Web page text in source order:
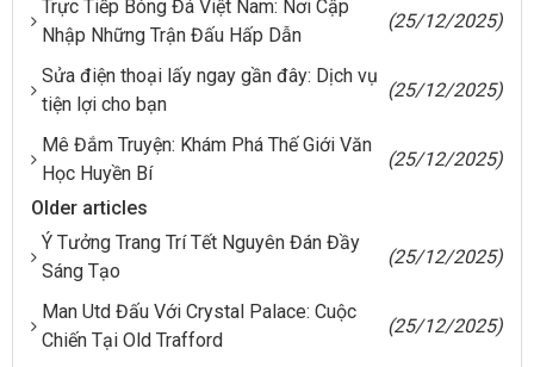
Trực Tiếp Bóng Đá Việt Nam: Nơi Cập
Nhập Những Trận Đấu Hấp Dẫn
(25/12/2025)
Sửa điện thoại lấy ngay gần đây: Dịch vụ
tiện lợi cho bạn
(25/12/2025)
Mê Đắm Truyện: Khám Phá Thế Giới Văn
Học Huyền Bí
(25/12/2025)
Older articles
Ý Tưởng Trang Trí Tết Nguyên Đán Đầy
Sáng Tạo
(25/12/2025)
Man Utd Đấu Với Crystal Palace: Cuộc
Chiến Tại Old Trafford
(25/12/2025)